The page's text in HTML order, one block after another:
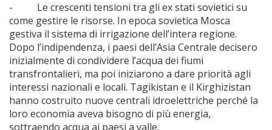
- Le crescenti tensioni tra gli ex stati sovietici su
come gestire le risorse. In epoca sovietica Mosca
gestiva il sistema di irrigazione dell’intera regione.
Dopo l’indipendenza, i paesi dell’Asia Centrale decisero
inizialmente di condividere l’acqua dei fiumi
transfrontalieri, ma poi iniziarono a dare priorità agli
interessi nazionali e locali. Tagikistan e il Kirghizistan
hanno costruito nuove centrali idroelettriche perché la
loro economia aveva bisogno di più energia,
sottraendo acqua ai paesi a valle.